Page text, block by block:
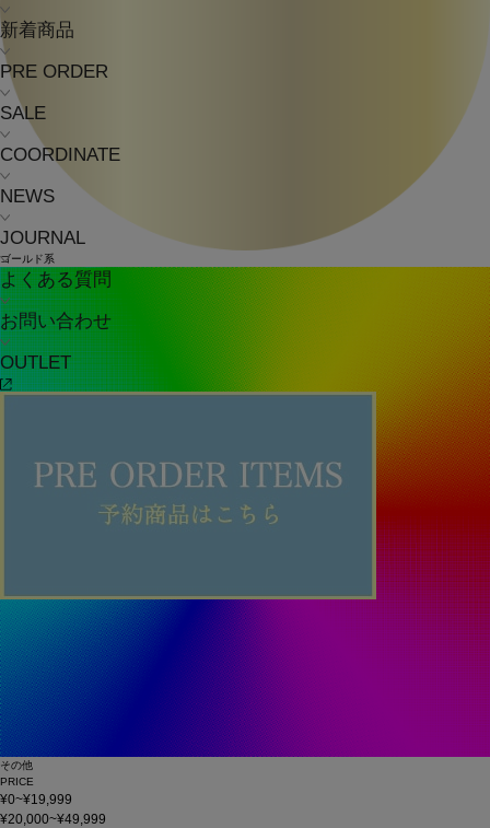
新着商品
PRE ORDER
SALE
COORDINATE
NEWS
JOURNAL
よくある質問
お問い合わせ
OUTLET
ゴールド系
その他
PRICE
¥0~¥19,999
¥20,000~¥49,999